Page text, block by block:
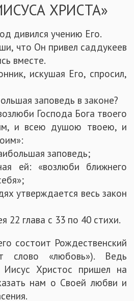
ХРИСТА»
дивился учению Его.
что Он привел саддукеев
вместе.
искушая Его, спросил,
заповедь в законе?
Господа Бога твоего
и всею душою твоею, и
заповедь;
ей: «возлюби ближнего
утверждается весь закон
22 глава с 33 по 40 стихи.
состоит Рождественский
слово «любовь»). Ведь
Христос пришел на
нам о Своей любви и